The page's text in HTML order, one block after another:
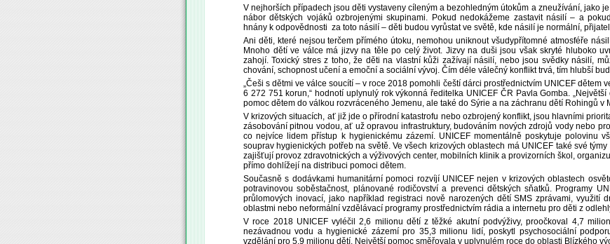
V nejhorších případech jsou děti vystaveny cíleným a bezohledným útokům a zneužívání, jako
nábor dětských vojáků ozbrojenými skupinami. Pokud nedokážeme zastavit násilí – a
hnány k odpovědnosti za toto násilí – děti budou vyrůstat ve světě, kde násilí je normální,
Ani děti, které nejsou terčem přímého útoku, nemohou uniknout všudypřítomné atmosféře
Mnoho dětí ve válce má jizvy na těle po celý život. Jizvy na duši jsou však skryté hluboko
zahojí. Toxický stres z toho, že děti na vlastní kůži zažívají násilí, nebo jsou svědky násilí,
chování, schopnost učení a emoční a sociální vývoj. Čím déle válečný konflikt trvá, tím hlubší
„Češi s dětmi ve válce soucítí – v roce 2018 pomohli čeští dárci prostřednictvím UNICEF dětem
6 272 751 korun,“ hodnotí uplynulý rok výkonná ředitelka UNICEF ČR Pavla Gomba.
pomoc dětem do válkou rozvráceného Jemenu, ale také do Sýrie a na záchranu dětí Rohingů v
V krizových situacích, ať již jde o přírodní katastrofu nebo ozbrojený konflikt, jsou hlavními
zásobování pitnou vodou, ať už opravou infrastruktury, budováním nových zdrojů vody nebo
co nejvíce lidem přístup k hygienickému zázemí. UNICEF momentálně poskytuje polovinu
souprav hygienických potřeb na světě. Ve všech krizových oblastech má UNICEF také své
zajišťují provoz zdravotnických a výživových center, mobilních klinik a provizorních škol,
přímo dohlížejí na distribuci pomoci dětem.
Současně s dodávkami humanitární pomoci rozvíjí UNICEF nejen v krizových oblastech
potravinovou soběstačnost, plánované rodičovství a prevenci dětských sňatků. Programy
průlomových inovací, jako například registraci nově narozených dětí SMS zprávami, využití
oblastmi nebo neformální vzdělávací programy prostřednictvím rádia a internetu pro děti z
V roce 2018 UNICEF vyléčil 2,6 milionu dětí z těžké akutní podvýživy, proočkoval 4,7
nezávadnou vodu a hygienické zázemí pro 35,3 milionu lidí, poskytl psychosociální
vzdělání pro 5,9 milionu dětí. Největší pomoc směřovala v uplynulém roce do oblasti Blízkého